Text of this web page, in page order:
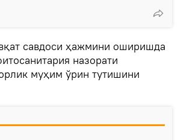
савдоси ҳажмини оширишда
назорати
муҳим ўрин тутишини